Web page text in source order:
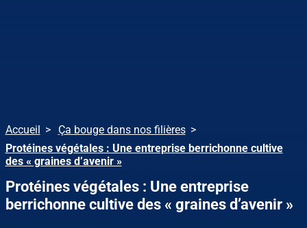
Accueil
Ça bouge dans nos filières
Protéines végétales : Une entreprise berrichonne cultive
des « graines d’avenir »
Protéines végétales : Une entreprise
berrichonne cultive des « graines d’avenir »